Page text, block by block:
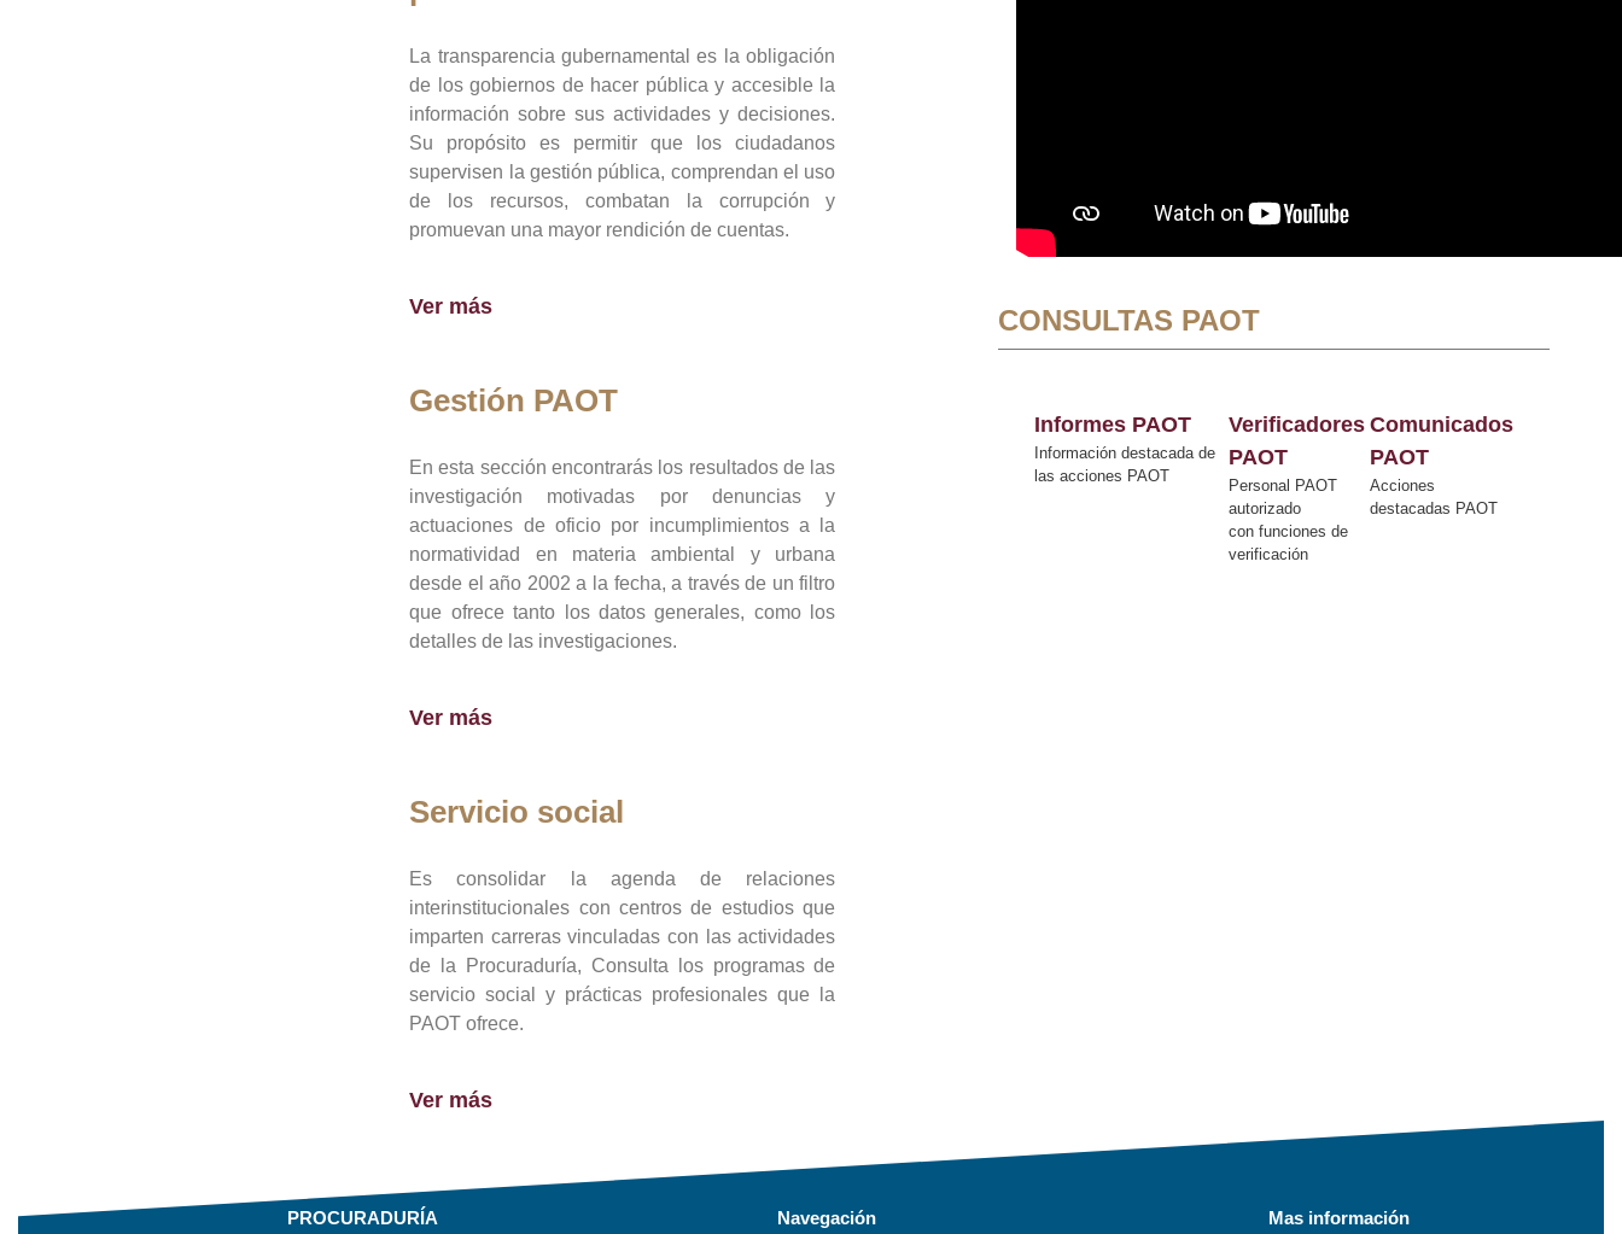
La transparencia gubernamental es la obligación
de los gobiernos de hacer pública y accesible la
información sobre sus actividades y decisiones.
Su propósito es permitir que los ciudadanos
supervisen la gestión pública, comprendan el uso
de los recursos, combatan la corrupción y
promuevan una mayor rendición de cuentas.
Ver más
Gestión PAOT
En esta sección encontrarás los resultados de las
investigación motivadas por denuncias y
actuaciones de oficio por incumplimientos a la
normatividad en materia ambiental y urbana
desde el año 2002 a la fecha, a través de un filtro
que ofrece tanto los datos generales, como los
detalles de las investigaciones.
Ver más
Servicio social
Es consolidar la agenda de relaciones
interinstitucionales con centros de estudios que
imparten carreras vinculadas con las actividades
de la Procuraduría, Consulta los programas de
servicio social y prácticas profesionales que la
PAOT ofrece.
Ver más
CONSULTAS PAOT
Informes PAOT
Información destacada de
las acciones PAOT
Verificadores
PAOT
Personal PAOT
autorizado
con funciones de
verificación
Comunicados
PAOT
Acciones
destacadas PAOT
PROCURADURÍA Navegación Mas información